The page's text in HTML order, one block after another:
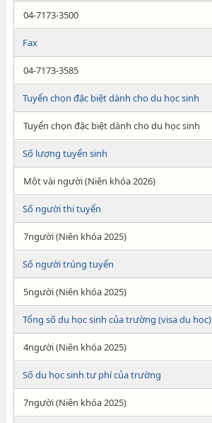
04-7173-3500
Fax
04-7173-3585
Tuyển chọn đặc biệt dành cho du học sinh
Tuyển chọn đặc biệt dành cho du học sinh
Số lượng tuyển sinh
Một vài người (Niên khóa 2026)
Số người thi tuyển
7người (Niên khóa 2025)
Số người trúng tuyển
5người (Niên khóa 2025)
Tổng số du học sinh của trường (visa du học)
4người (Niên khóa 2025)
Số du học sinh tư phí của trường
7người (Niên khóa 2025)